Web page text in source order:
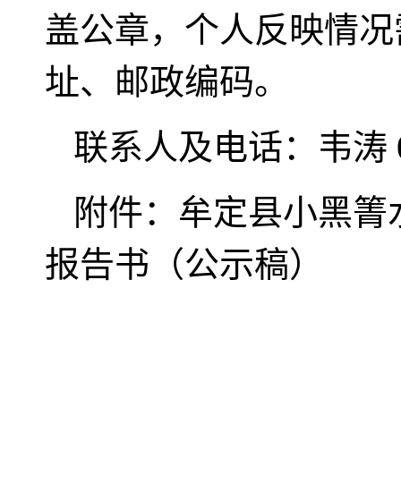
盖公章，个人反映情
址、邮政编码。
联系人及电话：韦涛
附件：牟定县小黑
报告书（公示稿）